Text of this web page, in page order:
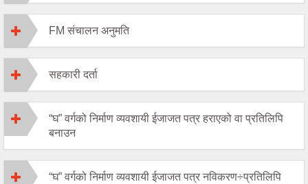
FM संचालन अनुमति
सहकारी दर्ता
“घ” वर्गको निर्माण व्यवशायी ईजाजत पत्र हराएको वा प्रतिलिपि
बनाउन
“घ” वर्गको निर्माण व्यवशायी ईजाजत पत्र नविकरण÷प्रतिलिपि